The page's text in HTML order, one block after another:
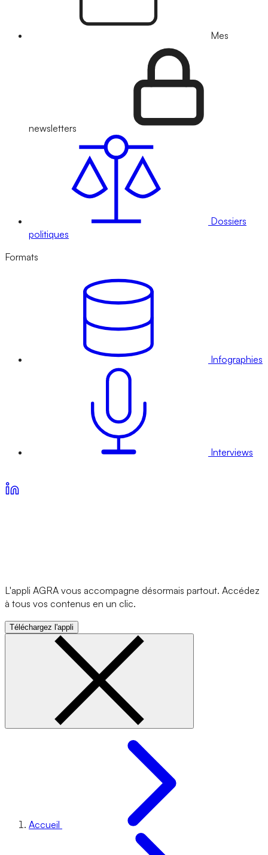
Mes
newsletters
Dossiers
politiques
Formats
Infographies
Interviews
L'appli AGRA vous accompagne désormais partout. Accédez
à tous vos contenus en un clic.
Téléchargez l'appli
Accueil